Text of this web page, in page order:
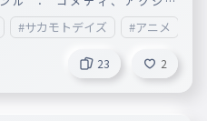
ジ ャ ン プ コ ミ ッ ク ス 発 表 号 ： 2020 年 51 号
#サカモトデイズ #アニメ
23 2